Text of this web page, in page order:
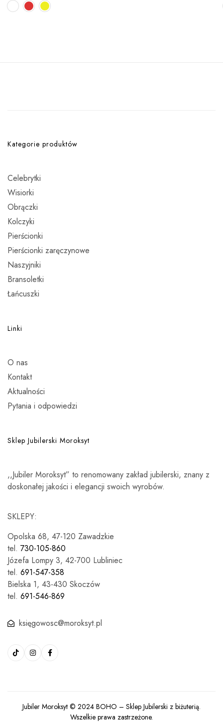
Kategorie produktów
Celebrytki
Wisiorki
Obrączki
Kolczyki
Pierścionki
Pierścionki zaręczynowe
Naszyjniki
Bransoletki
Łańcuszki
Linki
O nas
Kontakt
Aktualności
Pytania i odpowiedzi
Sklep Jubilerski Moroksyt
,,Jubiler Moroksyt” to renomowany zakład jubilerski, znany z
doskonałej jakości i elegancji swoich wyrobów.
SKLEPY:
Opolska 68, 47-120 Zawadzkie
tel. 730-105-860
Józefa Lompy 3, 42-700 Lubliniec
tel. 691-547-358
Bielska 1, 43-430 Skoczów
tel. 691-546-869
księgowosc@moroksyt.pl
Jubiler Moroksyt © 2024 BOHO – Sklep Jubilerski z biżuterią.
Wszelkie prawa zastrzeżone.